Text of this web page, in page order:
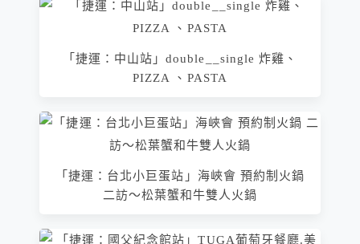
「捷運：中山站」double__single 炸雞、
PIZZA 、PASTA
「捷運：台北小巨蛋站」海峽會 預約制火鍋
二訪～松葉蟹和牛雙人火鍋